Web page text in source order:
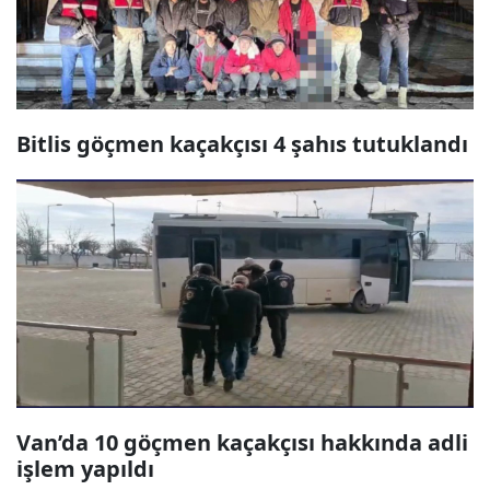
Bitlis göçmen kaçakçısı 4 şahıs tutuklandı
Van’da 10 göçmen kaçakçısı hakkında adli
işlem yapıldı